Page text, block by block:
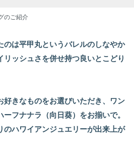
のご紹介
のは平甲丸というバレルのしなやか
リッシュさを併せ持つ良いとこどり
好きなものをお選びいただき、ワン
フナナラ（向日葵）をお揃いで。
のハワイアンジュエリーが出来上が